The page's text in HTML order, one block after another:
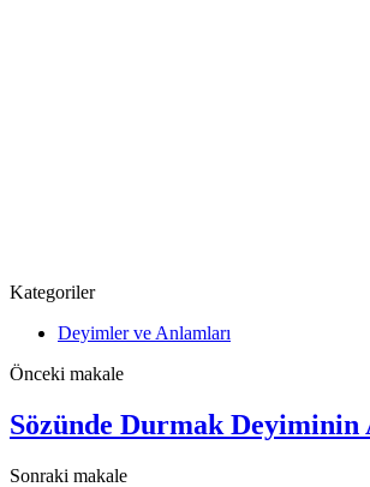
Kategoriler
Deyimler ve Anlamları
Önceki makale
Sözünde Durmak Deyiminin
Sonraki makale